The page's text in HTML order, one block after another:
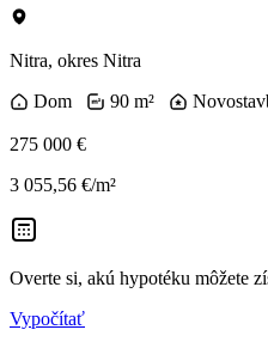
Nitra, okres Nitra
Dom
90 m²
275 000 €
3 055,56 €/m²
Overte si, akú hypotéku môžete
Vypočítať